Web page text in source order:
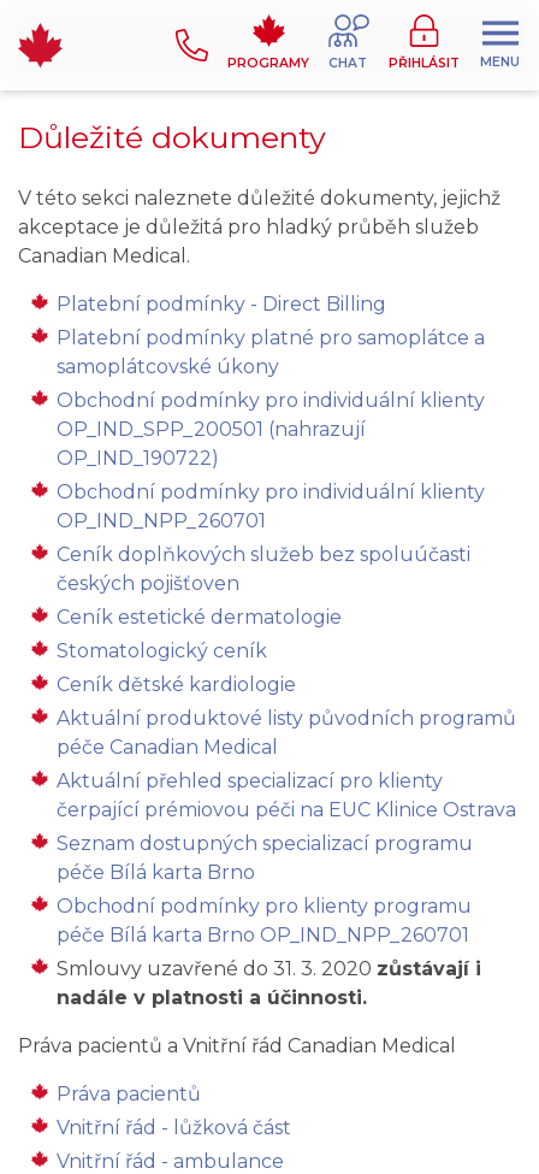
PROGRAMY CHAT PŘIHLÁSIT MENU
Důležité dokumenty
V této sekci naleznete důležité dokumenty, jejichž
akceptace je důležitá pro hladký průběh služeb
Canadian Medical.
Platební podmínky - Direct Billing
Platební podmínky platné pro samoplátce a
samoplátcovské úkony
Obchodní podmínky pro individuální klienty
OP_IND_SPP_200501 (nahrazují
OP_IND_190722)
Obchodní podmínky pro individuální klienty
OP_IND_NPP_260701
Ceník doplňkových služeb bez spoluúčasti
českých pojišťoven
Ceník estetické dermatologie
Stomatologický ceník
Ceník dětské kardiologie
Aktuální produktové listy původních programů
péče Canadian Medical
Aktuální přehled specializací pro klienty
čerpající prémiovou péči na EUC Klinice Ostrava
Seznam dostupných specializací programu
péče Bílá karta Brno
Obchodní podmínky pro klienty programu
péče Bílá karta Brno OP_IND_NPP_260701
Smlouvy uzavřené do 31. 3. 2020 zůstávají i
nadále v platnosti a účinnosti.
Práva pacientů a Vnitřní řád Canadian Medical
Práva pacientů
Vnitřní řád - lůžková část
Vnitřní řád - ambulance